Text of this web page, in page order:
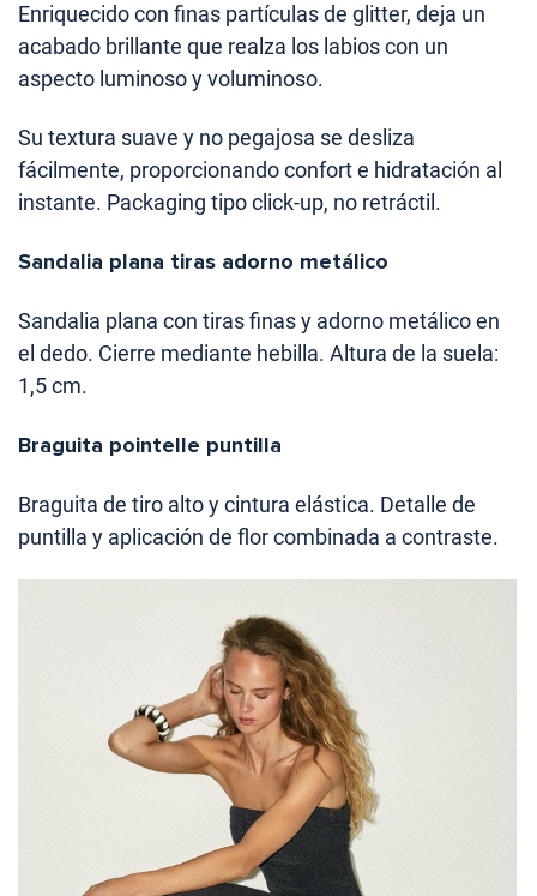
Enriquecido con finas partículas de glitter, deja un
acabado brillante que realza los labios con un
aspecto luminoso y voluminoso.
Su textura suave y no pegajosa se desliza
fácilmente, proporcionando confort e hidratación al
instante. Packaging tipo click-up, no retráctil.
Sandalia plana tiras adorno metálico
Sandalia plana con tiras finas y adorno metálico en
el dedo. Cierre mediante hebilla. Altura de la suela:
1,5 cm.
Braguita pointelle puntilla
Braguita de tiro alto y cintura elástica. Detalle de
puntilla y aplicación de flor combinada a contraste.